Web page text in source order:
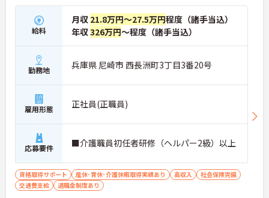
給料
月収 21.8万円～27.5万円程度（諸手当込）
年収326万円～程度（諸手当込）
勤務地 兵庫県 尼崎市 西長洲町3丁目3番20号
雇用形態 正社員(正職員)
応募要件 ■介護職員初任者研修（ヘルパー2級）以上
資格取得サポート 産休･育休･介護休暇取得実績あり 高収入
社会保険完備
交通費支給
退職金制度あり